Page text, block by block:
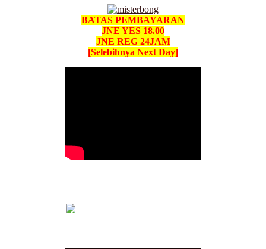
BATAS PEMBAYARAN
JNE YES 18.00
JNE REG 24JAM
[Selebihnya Next Day]